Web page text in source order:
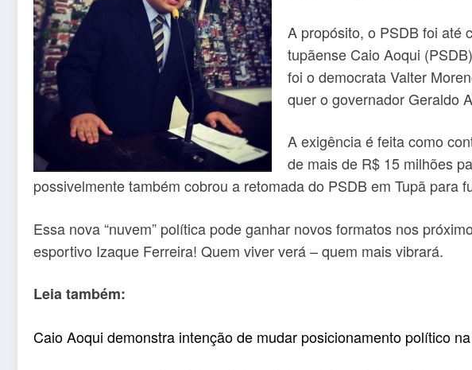
A propósito, o PSDB foi até
tupãense Caio Aoqui
foi o democrata Valter
quer o governador Geraldo
A exigência é feita como
de mais de R$ 15 milhões
possivelmente também cobrou a retomada do PSDB em Tupã para
Essa nova “nuvem” política pode ganhar novos formatos nos
esportivo Izaque Ferreira! Quem viver verá – quem mais vibrará.
Leia também:
Caio Aoqui demonstra intenção de mudar posicionamento político